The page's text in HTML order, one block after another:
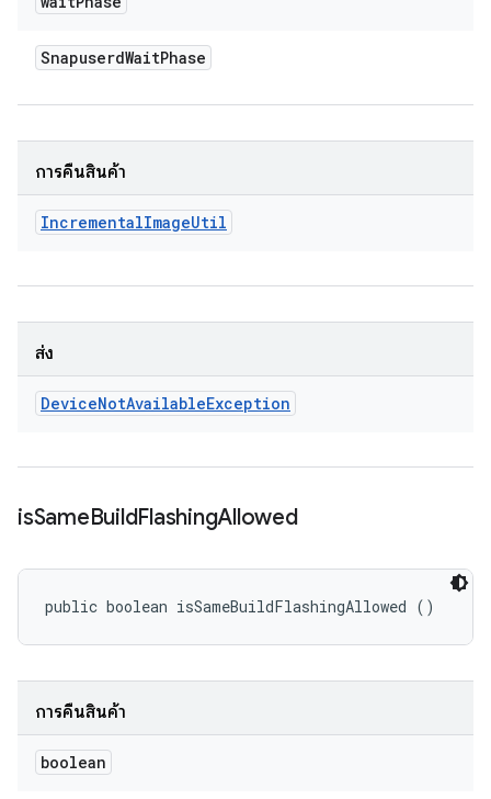
SnapuserdWaitPhase
การคืนสินค้า
IncrementalImageUtil
ส่ง
DeviceNotAvailableException
isSameBuildFlashingAllowed
public boolean isSameBuildFlashingAllowed ()
การคืนสินค้า
boolean